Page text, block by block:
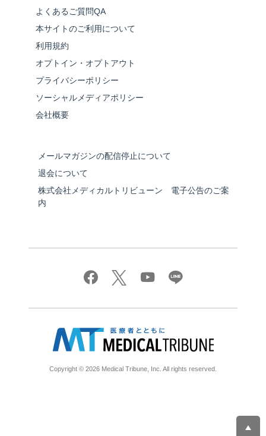
よくあるご質問QA
本サイトのご利用について
利用規約
オプトイン・オプトアウト
プライバシーポリシー
ソーシャルメディアポリシー
会社概要
メールマガジンの配信停止について
退会について
株式会社メディカルトリビューン 電子公告のご案
内
Copyright © 2026 Medical Tribune, Inc. All rights reserved.